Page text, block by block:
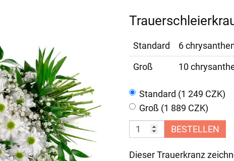
Standard
6
Groß
10
Standard (1 249 CZK)
Groß (1 889 CZK)
BESTELLEN
Dieser Trauerkranz